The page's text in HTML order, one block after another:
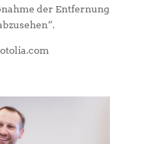
der Entfernung